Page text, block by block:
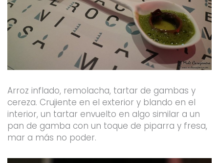
Arroz inflado, remolacha, tartar de gambas y
cereza. Crujiente en el exterior y blando en el
interior, un tartar envuelto en algo similar a un
pan de gamba con un toque de piparra y fresa,
mar a más no poder.